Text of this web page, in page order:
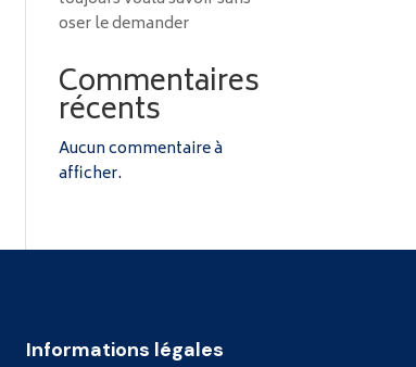
oser le demander
Commentaires
récents
Aucun commentaire à
afficher.
Informations légales